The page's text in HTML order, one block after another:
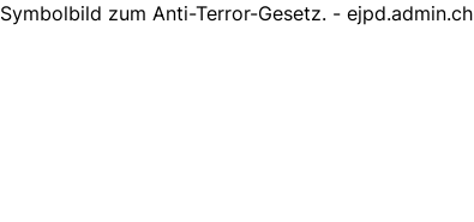
Symbolbild zum Anti-Terror-Gesetz. - ejpd.admin.ch